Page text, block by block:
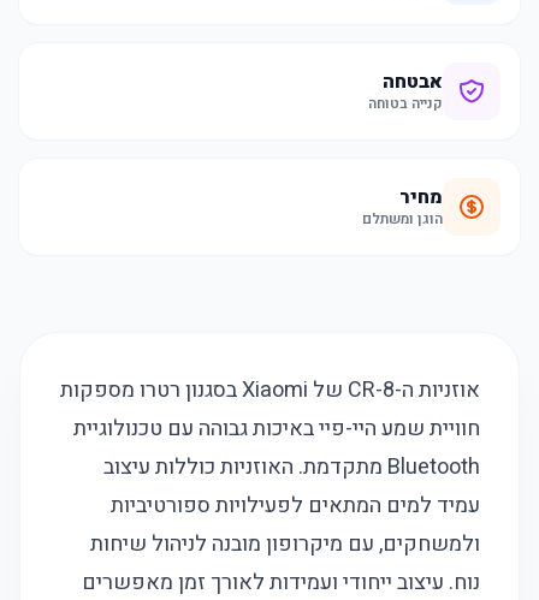
אבטחה
קנייה בטוחה
מחיר
הוגן ומשתלם
אוזניות ה-CR-8 של Xiaomi בסגנון רטרו מספקות
חוויית שמע היי-פיי באיכות גבוהה עם טכנולוגיית
Bluetooth מתקדמת. האוזניות כוללות עיצוב
עמיד למים המתאים לפעילויות ספורטיביות
ולמשחקים, עם מיקרופון מובנה לניהול שיחות
נוח. עיצוב ייחודי ועמידות לאורך זמן מאפשרים